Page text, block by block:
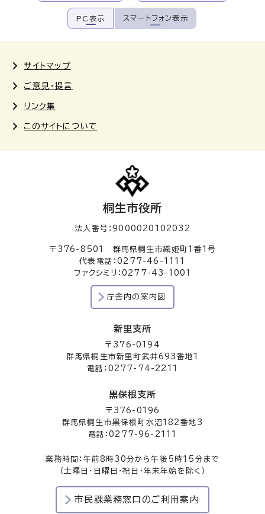
PC表示 スマートフォン表示
サイトマップ
ご意見・提言
リンク集
このサイトについて
桐生市役所
法人番号：9000020102032
〒376-8501 群馬県桐生市織姫町1番1号
代表電話：0277-46-1111
ファクシミリ：0277-43-1001
庁舎内の案内図
新里支所
〒376-0194
群馬県桐生市新里町武井693番地1
電話：0277-74-2211
黒保根支所
〒376-0196
群馬県桐生市黒保根町水沼182番地3
電話：0277-96-2111
業務時間：午前8時30分から午後5時15分まで
（土曜日・日曜日・祝日・年末年始を除く）
市民課業務窓口のご利用案内